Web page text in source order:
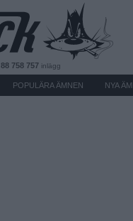
88 758 757 inlägg
POPULÄRA ÄMNEN NYA